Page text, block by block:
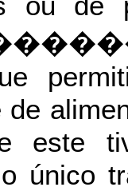
de
este
único